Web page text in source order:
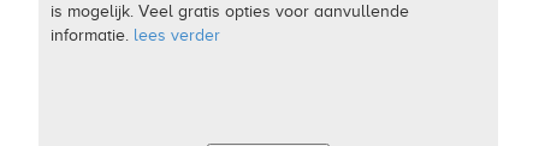
is mogelijk. Veel gratis opties voor aanvullende
informatie. lees verder